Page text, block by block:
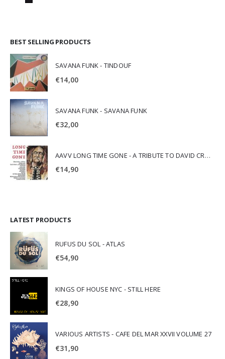
BEST SELLING PRODUCTS
SAVANA FUNK - TINDOUF
€14,00
SAVANA FUNK - SAVANA FUNK
€32,00
AAVV LONG TIME GONE - A TRIBUTE TO DAVID CROSBY
€14,90
LATEST PRODUCTS
RUFUS DU SOL - ATLAS
€54,90
KINGS OF HOUSE NYC - STILL HERE
€28,90
VARIOUS ARTISTS - CAFE DEL MAR XXVII VOLUME 27
€31,90